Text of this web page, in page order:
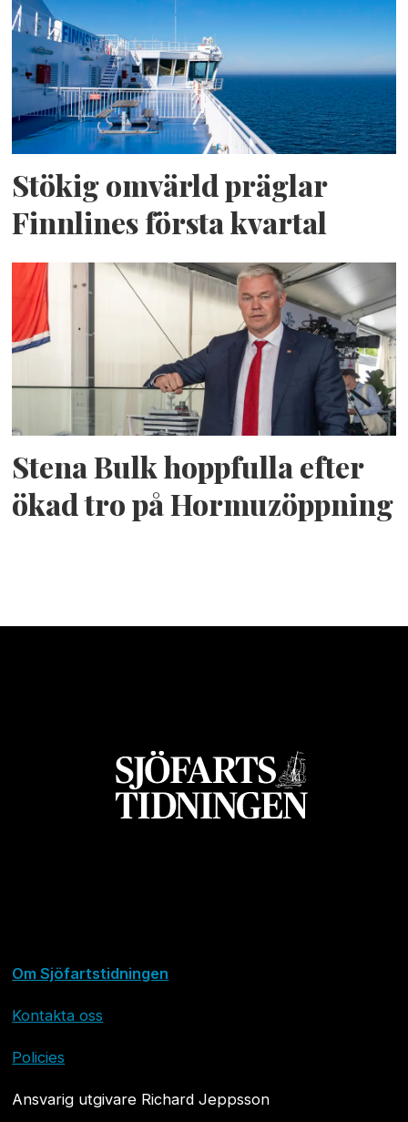
Stökig omvärld präglar
Finnlines första kvartal
Stena Bulk hoppfulla efter
ökad tro på Hormuzöppning
Om Sjöfartstidningen
Kontakta oss
Policies
Ansvarig utgivare Richard Jeppsson